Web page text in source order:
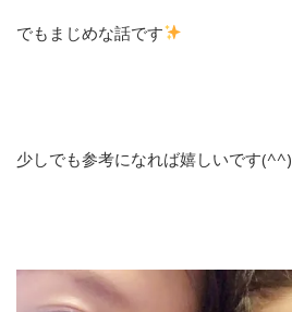
でもまじめな話です
少しでも参考になれば嬉しいです(^^)